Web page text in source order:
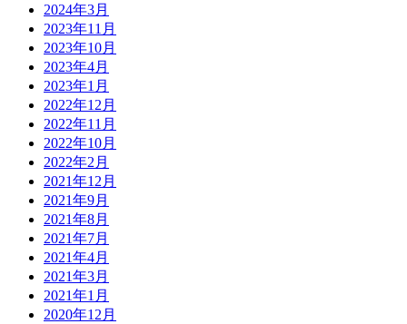
2024年3月
2023年11月
2023年10月
2023年4月
2023年1月
2022年12月
2022年11月
2022年10月
2022年2月
2021年12月
2021年9月
2021年8月
2021年7月
2021年4月
2021年3月
2021年1月
2020年12月